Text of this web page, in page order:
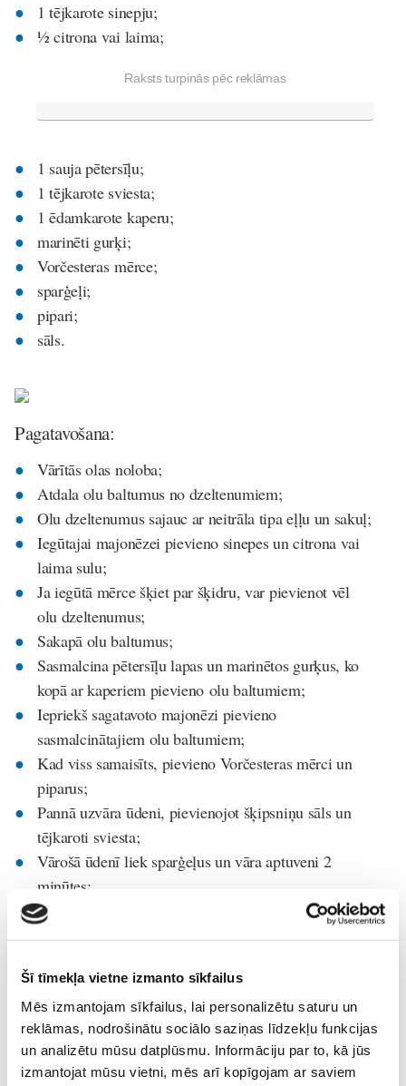
Šī tīmekļa vietne izmanto sīkfailus
Mēs izmantojam sīkfailus, lai personalizētu saturu un
reklāmas, nodrošinātu sociālo saziņas līdzekļu funkcijas
un analizētu mūsu datplūsmu. Informāciju par to, kā jūs
izmantojat mūsu vietni, mēs arī kopīgojam ar saviem
1 tējkarote sinepju;
½ citrona vai laima;
Raksts turpinās pēc reklāmas
1 sauja pētersīļu;
1 tējkarote sviesta;
1 ēdamkarote kaperu;
marinēti gurķi;
Vorčesteras mērce;
sparģeļi;
pipari;
sāls.
Pagatavošana:
Vārītās olas noloba;
Atdala olu baltumus no dzeltenumiem;
Olu dzeltenumus sajauc ar neitrāla tipa eļļu un sakuļ;
Iegūtajai majonēzei pievieno sinepes un citrona vai
laima sulu;
Ja iegūtā mērce šķiet par šķidru, var pievienot vēl
olu dzeltenumus;
Sakapā olu baltumus;
Sasmalcina pētersīļu lapas un marinētos gurķus, ko
kopā ar kaperiem pievieno olu baltumiem;
Iepriekš sagatavoto majonēzi pievieno
sasmalcinātajiem olu baltumiem;
Kad viss samaisīts, pievieno Vorčesteras mērci un
piparus;
Pannā uzvāra ūdeni, pievienojot šķipsniņu sāls un
tējkaroti sviesta;
Vārošā ūdenī liek sparģeļus un vāra aptuveni 2
minūtes;
Novārītos sparģeļus pasniedz ar mērci.